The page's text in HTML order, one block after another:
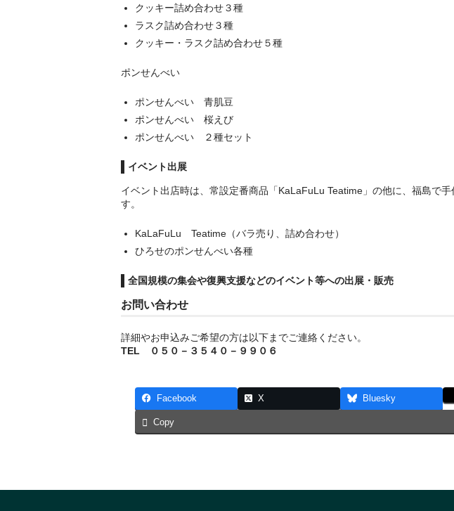
クッキー詰め合わせ３種
ラスク詰め合わせ３種
クッキー・ラスク詰め合わせ５種
ポンせんべい
ポンせんべい 青肌豆
ポンせんべい 桜えび
ポンせんべい ２種セット
イベント出展
イベント出店時は、常設定番商品「KaLaFuLu Teatime」の他に、福島で
す。
KaLaFuLu Teatime（バラ売り、詰め合わせ）
ひろせのポンせんべい各種
全国規模の集会や復興支援などのイベント等への出展・販売
お問い合わせ
詳細やお申込みご希望の方は以下までご連絡ください。
TEL ０５０－３５４０－９９０６
Facebook X Bluesky
Copy